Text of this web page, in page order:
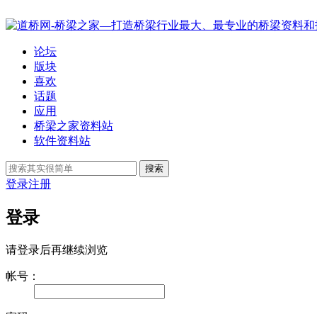
论坛
版块
喜欢
话题
应用
桥梁之家资料站
软件资料站
搜索
登录注册
登录
请登录后再继续浏览
帐号：